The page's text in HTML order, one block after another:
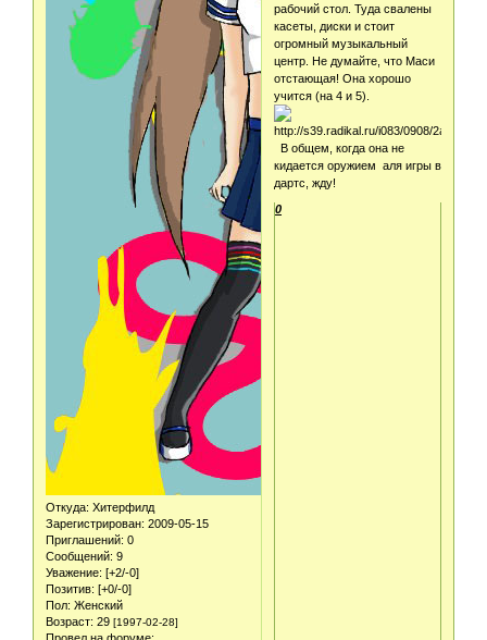
Откуда: Хитерфилд
Зарегистрирован: 2009-05-15
Приглашений: 0
Сообщений: 9
Уважение: [+2/-0]
Позитив: [+0/-0]
Пол: Женский
Возраст: 29 [1997-02-28]
рабочий стол. Туда свалены
касеты, диски и стоит
огромный музыкальный
центр. Не думайте, что Маси
отстающая! Она хорошо
учится (на 4 и 5).
В общем, когда она не
кидается оружием аля игры в
дартс, жду!
0